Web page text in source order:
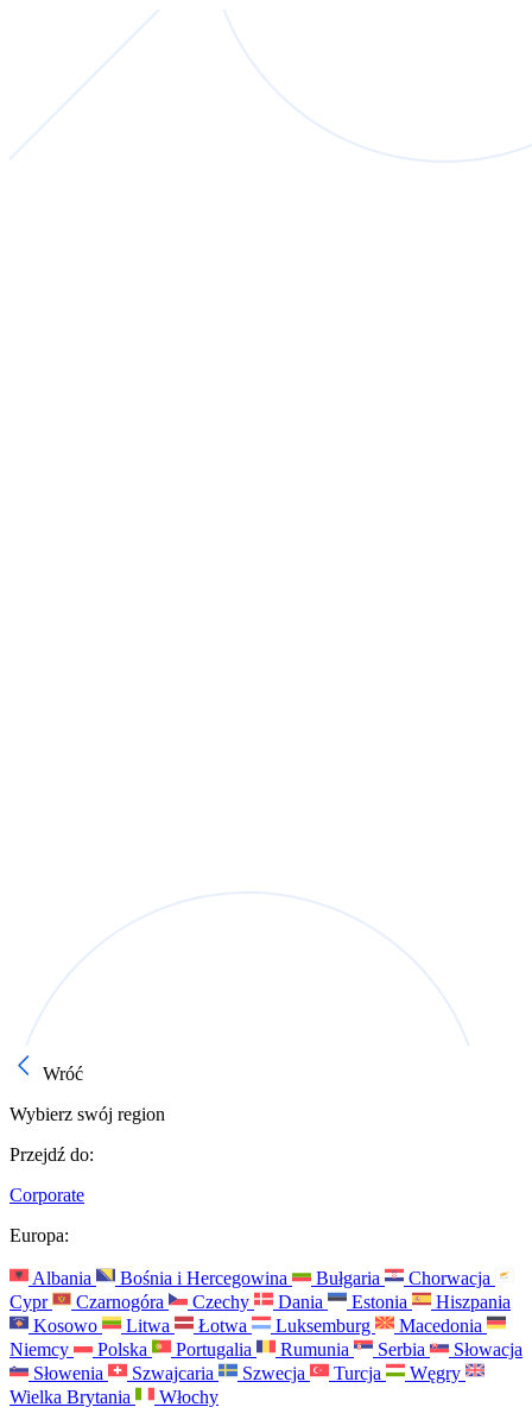
Wróć
Wybierz swój region
Przejdź do:
Corporate
Europa:
Albania Bośnia i Hercegowina Bułgaria
Chorwacja
Cypr
Czarnogóra Czechy Dania Estonia
Hiszpania
Kosowo
Litwa Łotwa Luksemburg
Macedonia
Niemcy
Polska Portugalia Rumunia Serbia
Słowacja
Słowenia
Szwajcaria Szwecja Turcja
Węgry
Wielka Brytania
Włochy